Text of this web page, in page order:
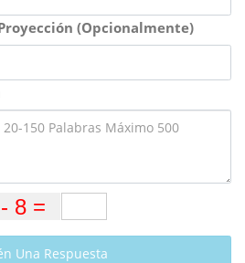
(Opcionalmente)
Una Respuesta